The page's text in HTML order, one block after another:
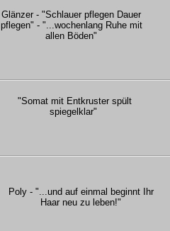
Glänzer - "Schlauer pflegen Dauer
pflegen" - "...wochenlang Ruhe mit
allen Böden"
"Somat mit Entkruster spült
spiegelklar"
Poly - "...und auf einmal beginnt Ihr
Haar neu zu leben!"